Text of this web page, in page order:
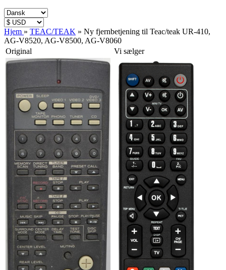
Hjem » TEAC/TEAK » Ny fjernbetjening til Teac/teak UR-410,
AG-V8520, AG-V8500, AG-V8060
Original
Vi sælger